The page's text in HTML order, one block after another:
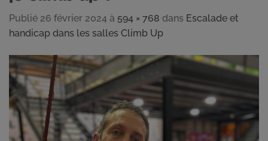
Publié 26 février 2024 à 594 × 768 dans Escalade et
handicap dans les salles Climb Up